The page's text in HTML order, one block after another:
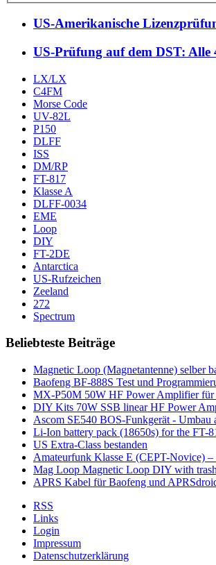
US-Amerikanische
US-Prüfung auf dem DST: Alle
LX/LX
C4FM
Morse Code
UV-82L
P150
DLFF
ISS
DM/RP
FT-817
Klasse A
DLFF-0034
EME
Loop
DIY
FT-2DE
Antarctica
US-Rufzeichen
Zeeland
272
Spectrum
Beliebteste Beiträge
Magnetic Loop (Magnetantenne) selber
Baofeng BF-888S Test und
MX-P50M 50W HF Power Amplifier
DIY Kits 70W SSB linear HF Power
Ascom SE540 BOS-Funkgerät - Umbau
Li-Ion battery pack (18650s) for the FT-
US Extra-Class bestanden
Amateurfunk Klasse E (CEPT-Novice) –
Mag Loop Magnetic Loop DIY with
APRS Kabel für Baofeng und
RSS
Links
Login
Impressum
Datenschutzerklärung